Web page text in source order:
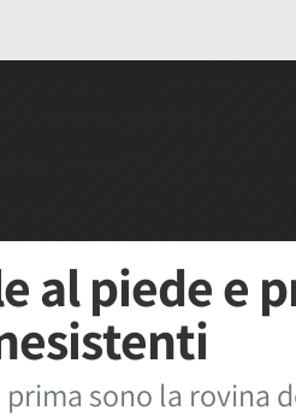
al piede e
sono la rovina